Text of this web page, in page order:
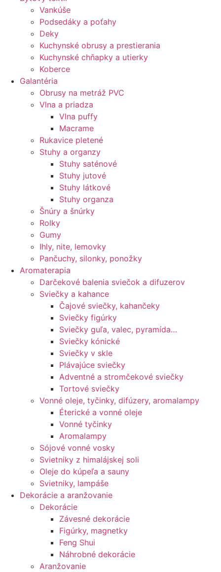
Vankúše
Podsedáky a poťahy
Deky
Kuchynské obrusy a prestierania
Kuchynské chňapky a utierky
Koberce
Galantéria
Obrusy na metráž PVC
Vlna a priadza
Vlna puffy
Macrame
Rukavice pletené
Stuhy a organzy
Stuhy saténové
Stuhy jutové
Stuhy látkové
Stuhy organza
Šnúry a šnúrky
Rolky
Gumy
Ihly, nite, lemovky
Pančuchy, silonky, ponožky
Aromaterapia
Darčekové balenia sviečok a difuzerov
Sviečky a kahance
Čajové sviečky, kahančeky
Sviečky figúrky
Sviečky guľa, valec, pyramída…
Sviečky kónické
Sviečky v skle
Plávajúce sviečky
Adventné a stromčekové sviečky
Tortové sviečky
Vonné oleje, tyčinky, difúzery, aromalampy
Éterické a vonné oleje
Vonné tyčinky
Aromalampy
Sójové vonné vosky
Svietniky z himalájskej soli
Oleje do kúpeľa a sauny
Svietniky, lampáše
Dekorácie a aranžovanie
Dekorácie
Závesné dekorácie
Figúrky, magnetky
Feng Shui
Náhrobné dekorácie
Aranžovanie